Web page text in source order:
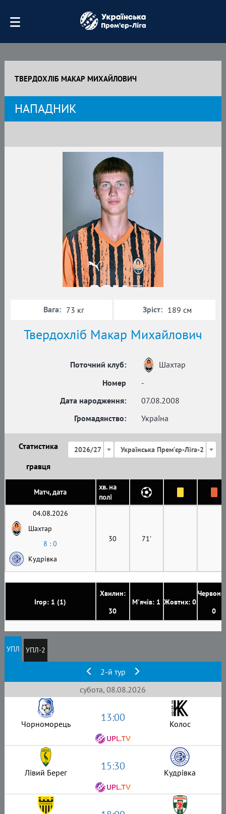
ТВЕРДОХЛІБ МАКАР МИХАЙЛОВИЧ
НАПАДНИК
Твердохліб Макар Михайлович
Поточний клуб:
Шахтар
Номер
-
Дата народження:
07.08.2008
Громадянство:
Україна
Вага: 73 кг Зріст: 189 см
Статистика
гравця
2026/27 Українська Премʼєр-Ліга-2
Матч, дата
хв. на
полі
Ігор: 1 (1)
Хвилин:
30
М'ячів: 1 Жовтих: 0
0
04.08.2026
Шахтар
8 : 0
Кудрівка
30 71'
УПЛ УПЛ-2
2-й тур
субота, 08.08.2026
Чорноморець 13:00 Колос
Лівий Берег 15:30 Кудрівка